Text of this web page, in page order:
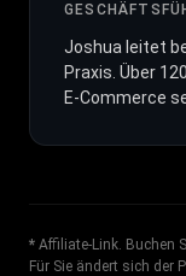
Joshua leitet
Praxis. Über
E-Commerce
* Affiliate-Link. Buchen
Für Sie ändert sich der